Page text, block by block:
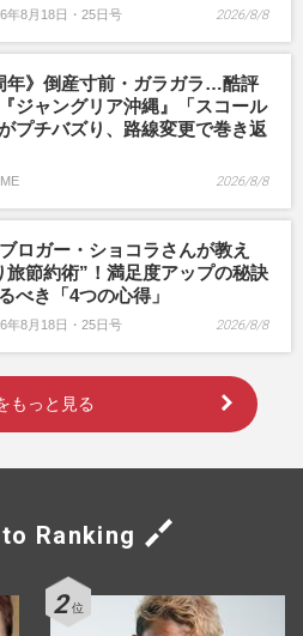
年8月18日・25日号 2026/8/8
年》倒産寸前・ガラガラ…酷評
ジャングリア沖縄』「スコール
プチバズり、路線変更で巻き返
2026/8/8
ロガー・ショコラさんが教え
旅節約術”！満足度アップの秘訣
べき「4つの心得」
年8月18日・25日号 2026/8/8
もっと見る
Ranking